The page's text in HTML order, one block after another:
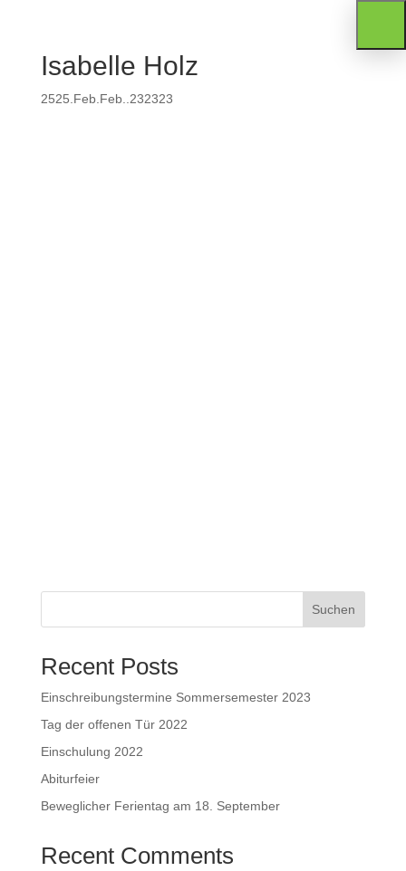
Isabelle Holz
2525.Feb.Feb..232323
Suchen
Recent Posts
Einschreibungstermine Sommersemester 2023
Tag der offenen Tür 2022
Einschulung 2022
Abiturfeier
Beweglicher Ferientag am 18. September
Recent Comments